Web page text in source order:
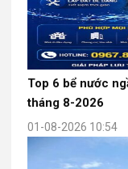
Top 6 bể nước
tháng 8-2026
01-08-2026 10:54